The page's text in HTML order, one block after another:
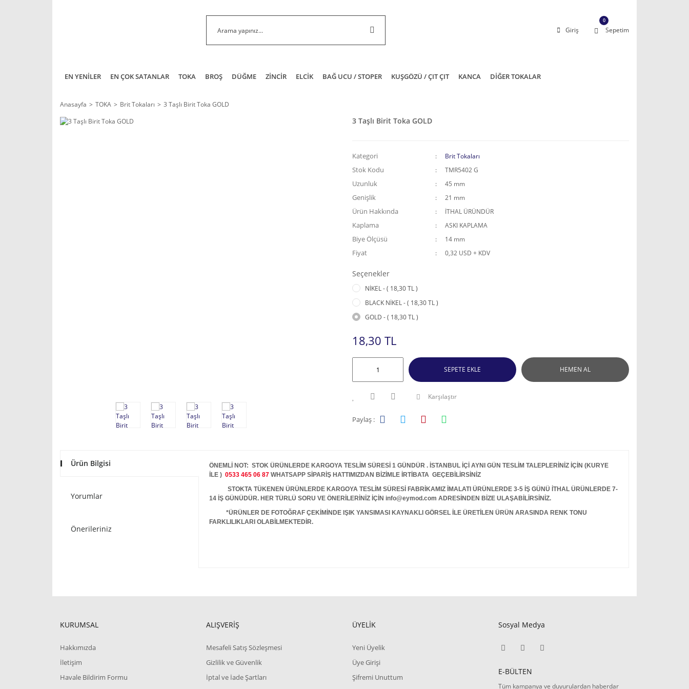
Giriş Sepetim
0
EN YENİLER EN ÇOK SATANLAR TOKA BROŞ DÜĞME ZİNCİR ELCİK BAĞ UCU / STOPER KUŞGÖZÜ / ÇIT ÇIT KANCA DİĞER TOKALAR
Anasayfa TOKA Brit Tokaları 3 Taşlı Birit Toka GOLD
3 Taşlı Birit Toka GOLD
Kategori Brit Tokaları
Stok Kodu TMR5402 G
Uzunluk 45 mm
Genişlik 21 mm
Ürün Hakkında İTHAL ÜRÜNDÜR
Kaplama ASKI KAPLAMA
Biye Ölçüsü 14 mm
Fiyat 0,32 USD + KDV
Seçenekler
NİKEL - ( 18,30 TL )
BLACK NİKEL - ( 18,30 TL )
GOLD - ( 18,30 TL )
18,30 TL
SEPETE EKLE HEMEN AL
Karşılaştır
Paylaş :
Ürün Bilgisi
Yorumlar
Önerileriniz
ÖNEMLİ NOT: STOK ÜRÜNLERDE KARGOYA TESLİM SÜRESİ 1 GÜNDÜR . İSTANBUL İÇİ AYNI GÜN TESLİM TALEPLERİNİZ İÇİN (KURYE
İLE ) 0533 465 06 87 WHATSAPP SİPARİŞ HATTIMIZDAN BİZİMLE İRTİBATA GEÇEBİLİRSİNİZ
STOKTA TÜKENEN ÜRÜNLERDE KARGOYA TESLİM SÜRESİ FABRİKAMIZ İMALATI ÜRÜNLERDE 3-5 İŞ GÜNÜ İTHAL ÜRÜNLERDE 7-
14 İŞ GÜNÜDÜR. HER TÜRLÜ SORU VE ÖNERİLERİNİZ İÇİN info@eymod.com ADRESİNDEN BİZE ULAŞABİLİRSİNİZ.
*ÜRÜNLER DE FOTOĞRAF ÇEKİMİNDE IŞIK YANSIMASI KAYNAKLI GÖRSEL İLE ÜRETİLEN ÜRÜN ARASINDA RENK TONU
FARKLILIKLARI OLABİLMEKTEDİR.
KURUMSAL
Hakkımızda
İletişim
Havale Bildirim Formu
ALIŞVERİŞ
Mesafeli Satış Sözleşmesi
Gizlilik ve Güvenlik
İptal ve İade Şartları
ÜYELİK
Yeni Üyelik
Üye Girişi
Şifremi Unuttum
Sosyal Medya
E-BÜLTEN
Tüm kampanya ve duyurulardan haberdar